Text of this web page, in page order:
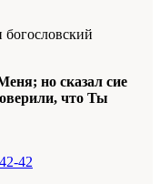
но сказал сие
что Ты
42